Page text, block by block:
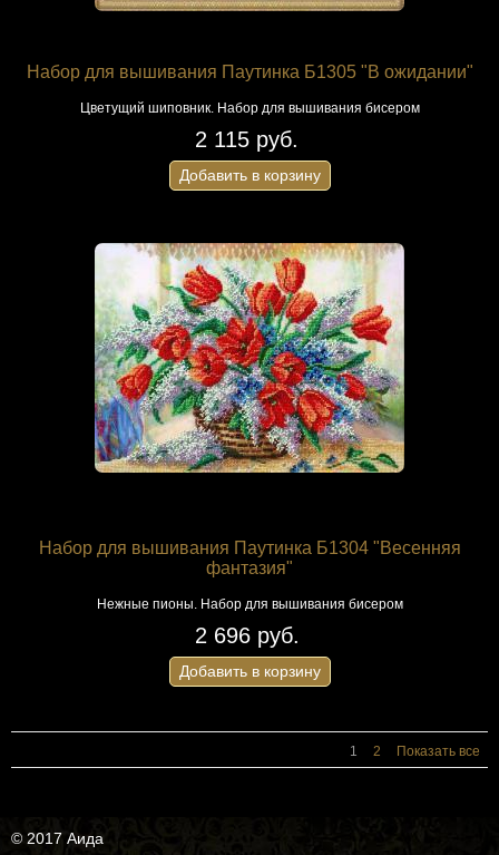
Набор для вышивания Паутинка Б1305 "В ожидании"
Цветущий шиповник. Набор для вышивания бисером
2 115 руб.
Добавить в корзину
Набор для вышивания Паутинка Б1304 "Весенняя
фантазия"
Нежные пионы. Набор для вышивания бисером
2 696 руб.
Добавить в корзину
1 2 Показать все
© 2017 Аида